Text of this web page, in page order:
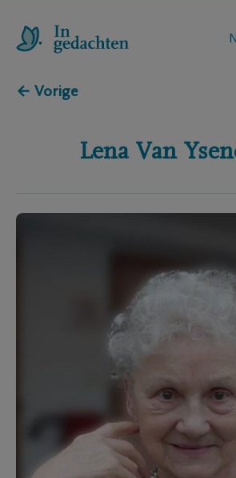
← Vorige
Lena Van